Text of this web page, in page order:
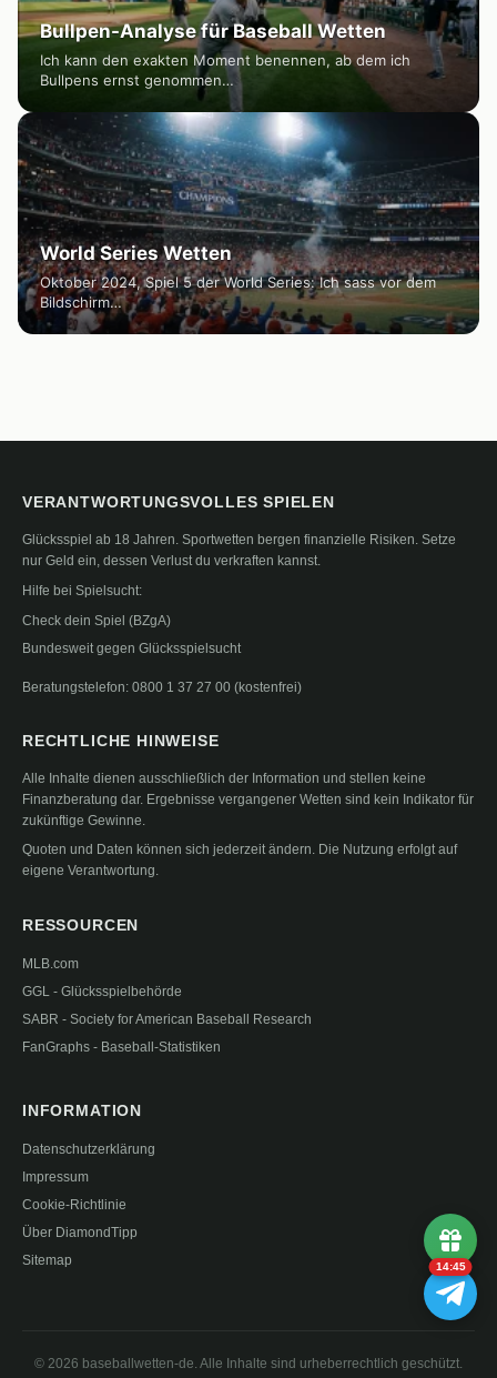
Bullpen-Analyse für Baseball Wetten
Ich kann den exakten Moment benennen, ab dem ich
Bullpens ernst genommen…
World Series Wetten
Oktober 2024, Spiel 5 der World Series: Ich sass vor dem
Bildschirm…
VERANTWORTUNGSVOLLES SPIELEN
Glücksspiel ab 18 Jahren. Sportwetten bergen finanzielle Risiken. Setze
nur Geld ein, dessen Verlust du verkraften kannst.
Hilfe bei Spielsucht:
Check dein Spiel (BZgA)
Bundesweit gegen Glücksspielsucht
Beratungstelefon: 0800 1 37 27 00 (kostenfrei)
RECHTLICHE HINWEISE
Alle Inhalte dienen ausschließlich der Information und stellen keine
Finanzberatung dar. Ergebnisse vergangener Wetten sind kein Indikator für
zukünftige Gewinne.
Quoten und Daten können sich jederzeit ändern. Die Nutzung erfolgt auf
eigene Verantwortung.
RESSOURCEN
MLB.com
GGL - Glücksspielbehörde
SABR - Society for American Baseball Research
FanGraphs - Baseball-Statistiken
INFORMATION
Datenschutzerklärung
Impressum
Cookie-Richtlinie
Über DiamondTipp
Sitemap
© 2026 baseballwetten-de. Alle Inhalte sind urheberrechtlich geschützt.
14:44